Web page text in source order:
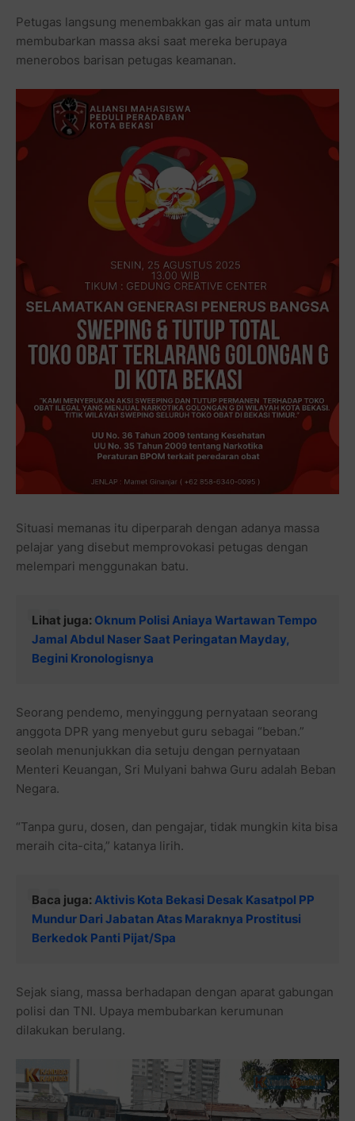
Petugas langsung menembakkan gas air mata untum
membubarkan massa aksi saat mereka berupaya
menerobos barisan petugas keamanan.
Situasi memanas itu diperparah dengan adanya massa
pelajar yang disebut memprovokasi petugas dengan
melempari menggunakan batu.
Lihat juga: Oknum Polisi Aniaya Wartawan Tempo
Jamal Abdul Naser Saat Peringatan Mayday,
Begini Kronologisnya
Seorang pendemo, menyinggung pernyataan seorang
anggota DPR yang menyebut guru sebagai “beban.”
seolah menunjukkan dia setuju dengan pernyataan
Menteri Keuangan, Sri Mulyani bahwa Guru adalah Beban
Negara.
“Tanpa guru, dosen, dan pengajar, tidak mungkin kita bisa
meraih cita-cita,” katanya lirih.
Baca juga: Aktivis Kota Bekasi Desak Kasatpol PP
Mundur Dari Jabatan Atas Maraknya Prostitusi
Berkedok Panti Pijat/Spa
Sejak siang, massa berhadapan dengan aparat gabungan
polisi dan TNI. Upaya membubarkan kerumunan
dilakukan berulang.